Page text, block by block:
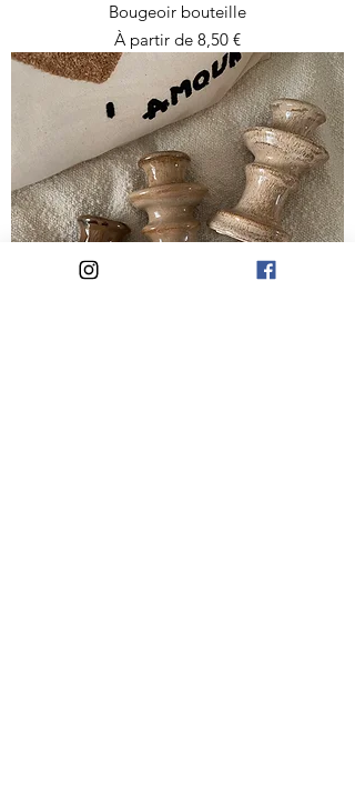
Bougeoir bouteille
À partir de 8,50 €
Prix promotionnel